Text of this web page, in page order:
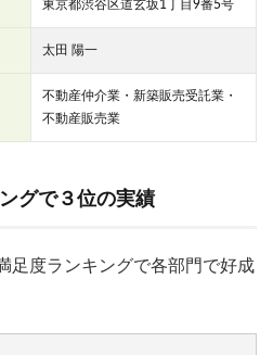
東京都渋谷区道玄坂1丁目9番5号
太田 陽一
不動産仲介業・新築販売受託業・
不動産販売業
グで３位の実績
足度ランキングで各部門で好成